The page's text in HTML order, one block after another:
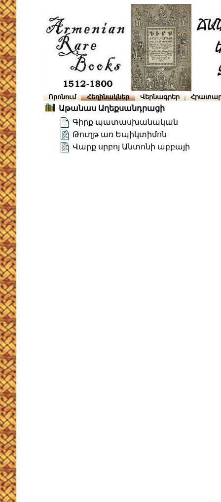
Որոնում Հեղինակներ Վերնագրեր
Աթանաս Աղեքսանդրացի
Գիրք պատասխանական
Թուղթ առ Եպիկտիմոն
Վարք սրբոյ Անտոնի աբբայի